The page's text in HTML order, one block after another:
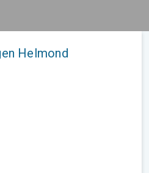
Helmond